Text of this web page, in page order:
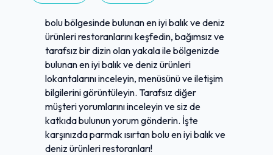
bolu bölgesinde bulunan en iyi balık ve deniz
ürünleri restoranlarını keşfedin, bağımsız ve
tarafsız bir dizin olan yakala ile bölgenizde
bulunan en iyi balık ve deniz ürünleri
lokantalarını inceleyin, menüsünü ve iletişim
bilgilerini görüntüleyin. Tarafsız diğer
müşteri yorumlarını inceleyin ve siz de
katkıda bulunun yorum gönderin. İşte
karşınızda parmak ısırtan bolu en iyi balık ve
deniz ürünleri restoranları!